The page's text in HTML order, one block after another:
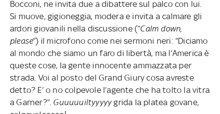
Bocconi, ne invita due a dibattere sul palco con lui.
Si muove, gigioneggia, modera e invita a calmare gli
ardori giovanili nella discussione (“Calm down,
please”) il microfono come nei sermoni neri: “Diciamo
al mondo che siamo un faro di libertà, ma l’America è
queste cose, la gente innocente ammazzata per
strada. Voi al posto del Grand Giury cosa avreste
detto? E’ o no colpevole l’agente che ha tolto la vitra
a Garner?”. Guuuuuiltyyyyygrida la platea govane,